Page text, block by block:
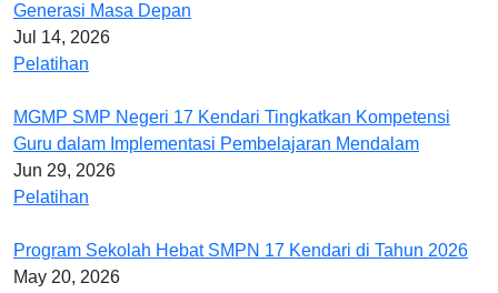
Generasi Masa Depan
Jul 14, 2026
Pelatihan
MGMP SMP Negeri 17 Kendari Tingkatkan Kompetensi
Guru dalam Implementasi Pembelajaran Mendalam
Jun 29, 2026
Pelatihan
Program Sekolah Hebat SMPN 17 Kendari di Tahun 2026
May 20, 2026